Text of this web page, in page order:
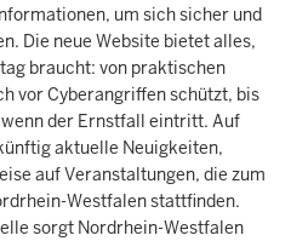
um sich sicher und
Die neue Website bietet alles,
braucht: von praktischen
vor Cyberangriffen schützt, bis
der Ernstfall eintritt. Auf
aktuelle Neuigkeiten,
auf Veranstaltungen, die zum
Westfalen stattfinden.
sorgt Nordrhein-Westfalen